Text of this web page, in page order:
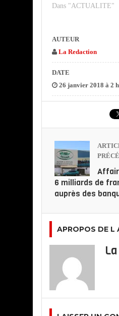
Dans "ACTUALITE"
AUTEUR
La Redaction
DATE
26 janvier 2018 à 2
6 milliards de
auprès des
APROPOS DE L